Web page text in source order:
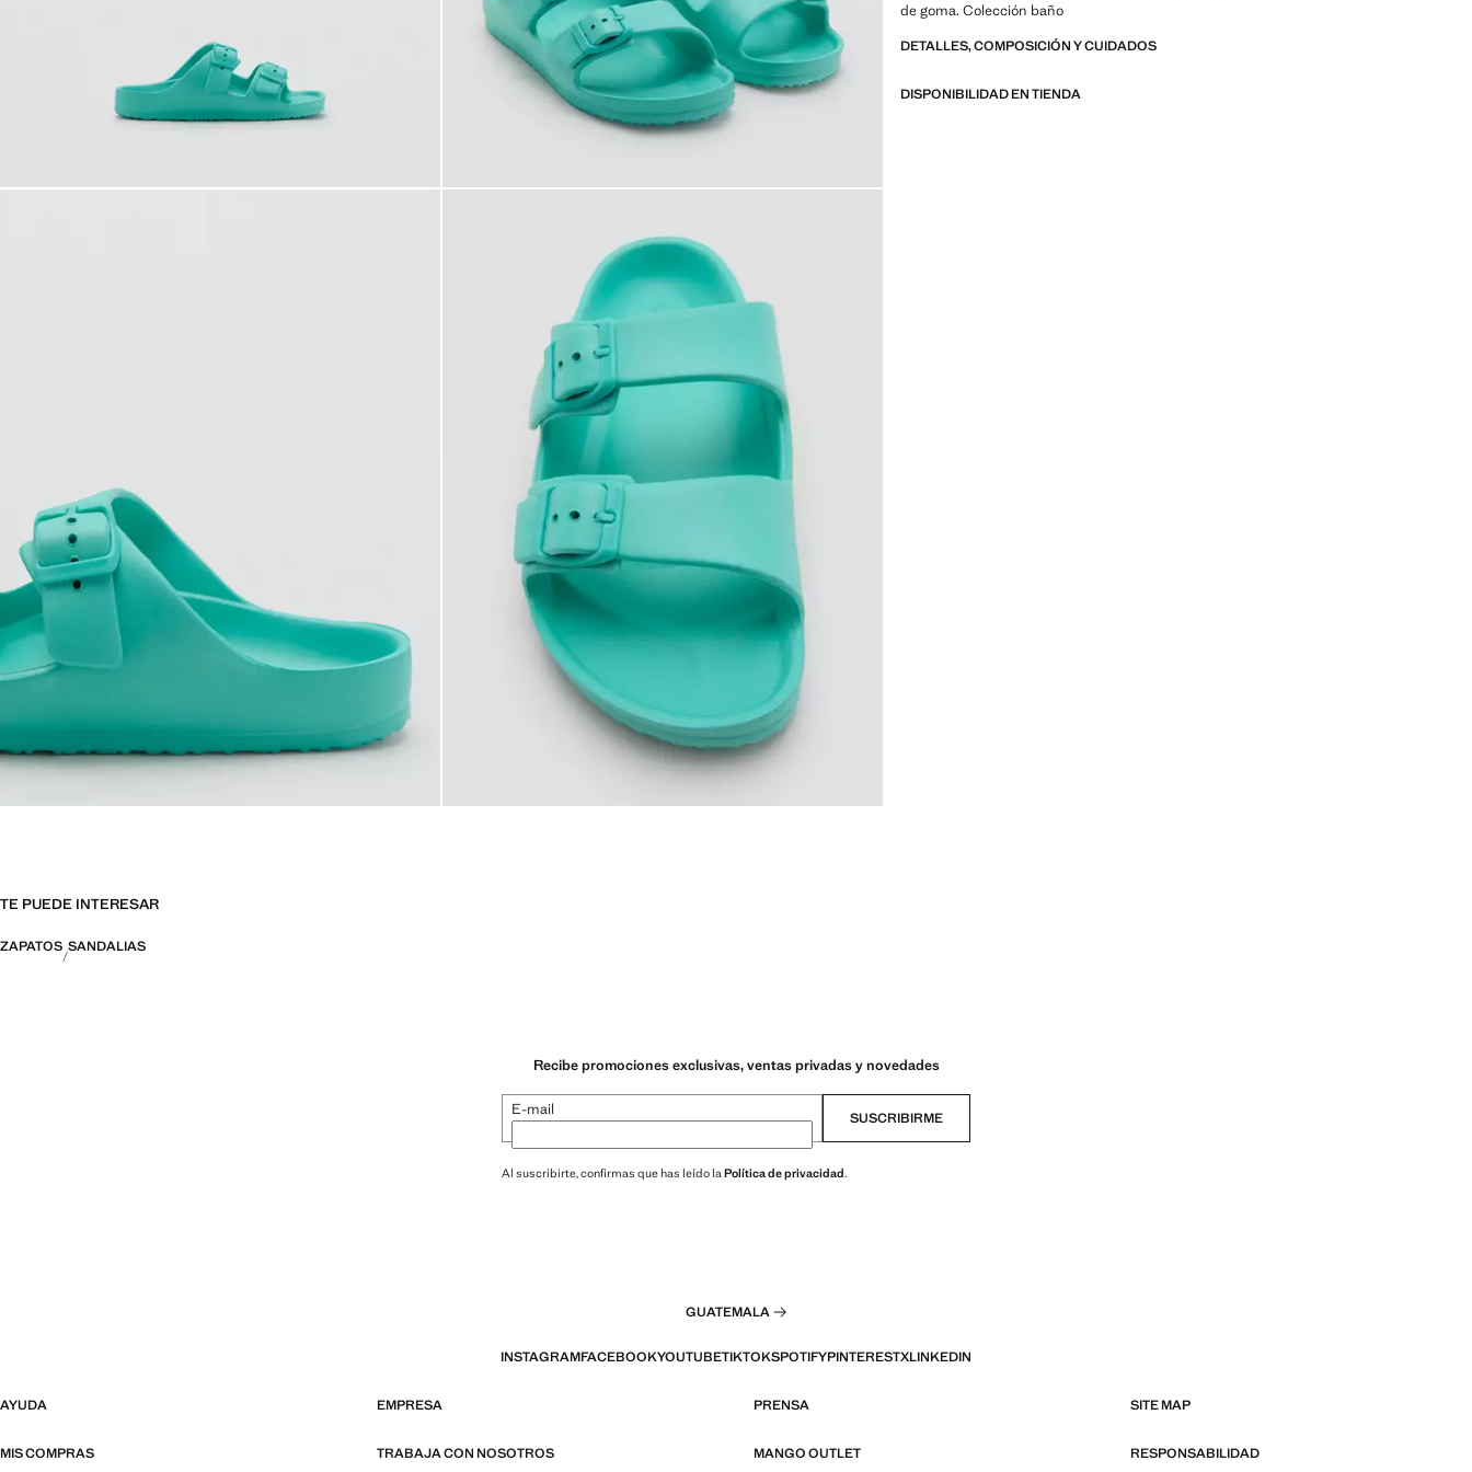
de goma. Colección baño
DETALLES, COMPOSICIÓN Y CUIDADOS
DISPONIBILIDAD EN TIENDA
TE PUEDE INTERESAR
ZAPATOS SANDALIAS
Recibe promociones exclusivas, ventas privadas y novedades
E-mail SUSCRIBIRME
Al suscribirte, confirmas que has leído laPolítica de privacidad.
GUATEMALA
INSTAGRAMFACEBOOKYOUTUBETIKTOKSPOTIFYPINTERESTXLINKEDIN
AYUDA EMPRESA PRENSA SITE MAP
MIS COMPRAS TRABAJA CON NOSOTROS MANGO OUTLET RESPONSABILIDAD